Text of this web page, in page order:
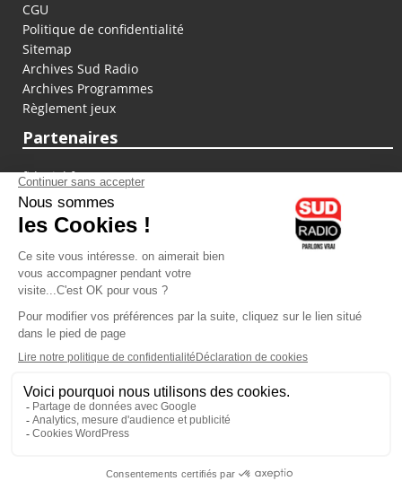
CGU
Politique de confidentialité
Sitemap
Archives Sud Radio
Archives Programmes
Règlement jeux
Partenaires
fiducial.fr
lyoncapitale.fr
olympique-et-lyonnais.com
L'application Iphone / Android
Téléchargez l'application
Les cookies
Gestion des cookies
Crédit photos : ©Sud Radio / Pierre Olivier